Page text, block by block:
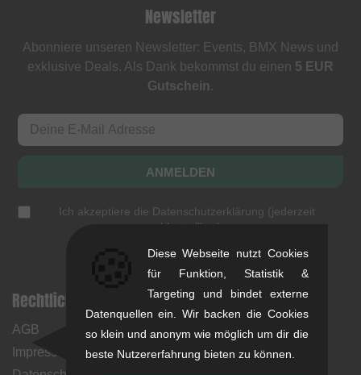
Newsletter
Abonniere unseren Newsletter: Events, BMX News und
exklusive Deals. Als Dank bekommst du einen 5 EUR
Gutschein.
ANMELDEN
Ich akzeptiere die Datenschutzerklärung (jederzeit
abbestellbar )
Rechtliche Hinweise
AGB
Impressum
Hilfe & Information
Mein Konto
Zahlungsweisen
Diese Webseite nutzt Cookies
für Funktion, Statistik &
Targeting und bindet externe
Datenquellen ein. Wir backen die Cookies
so klein und anonym wie möglich um dir die
beste Nutzererfahrung bieten zu können.